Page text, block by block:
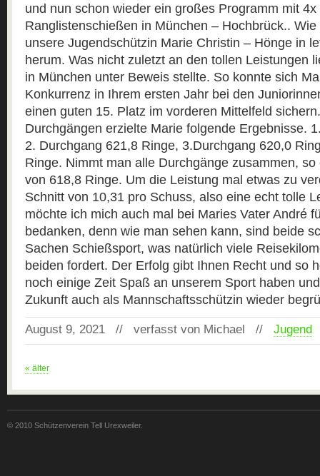
und nun schon wieder ein großes Programm mit
Ranglistenschießen in München – Hochbrück..
unsere Jugendschützin Marie Christin – Hönge in
herum. Was nicht zuletzt an den tollen Leistungen
in München unter Beweis stellte. So konnte sich
Konkurrenz in Ihrem ersten Jahr bei den
einen guten 15. Platz im vorderen Mittelfeld
Durchgängen erzielte Marie folgende Ergebnisse.
2. Durchgang 621,8 Ringe, 3.Durchgang 620,0
Ringe. Nimmt man alle Durchgänge zusammen,
von 618,8 Ringe. Um die Leistung mal etwas zu
Schnitt von 10,31 pro Schuss, also eine echt tolle
möchte ich mich auch mal bei Maries Vater André
bedanken, denn wie man sehen kann, sind beide
Sachen Schießsport, was natürlich viele
beiden fordert. Der Erfolg gibt Ihnen Recht und so
noch einige Zeit Spaß an unserem Sport haben
Zukunft auch als Mannschaftsschützin wieder
August 9, 2021 // verfasst von Michael // Jugend
« älter
© 2010 Schützenverein Tell Urexweiler.